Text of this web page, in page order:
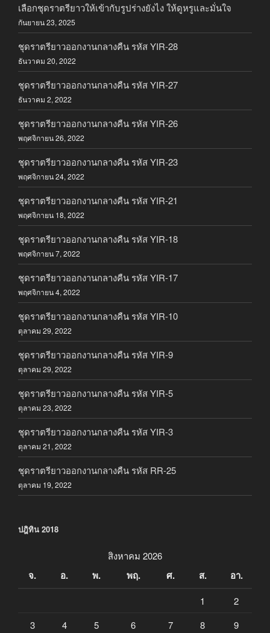
เลือกชุดราตรียาวให้เข้ากับรูปร่างยังไง ให้ดูหรูและมั่นใจ
กันยายน 23, 2025
ชุดราตรียาวออกงานกลางคืน รหัส YIR-28
ธันวาคม 20, 2022
ชุดราตรียาวออกงานกลางคืน รหัส YIR-27
ธันวาคม 2, 2022
ชุดราตรียาวออกงานกลางคืน รหัส YIR-26
พฤศจิกายน 26, 2022
ชุดราตรียาวออกงานกลางคืน รหัส YIR-23
พฤศจิกายน 24, 2022
ชุดราตรียาวออกงานกลางคืน รหัส YIR-21
พฤศจิกายน 18, 2022
ชุดราตรียาวออกงานกลางคืน รหัส YIR-18
พฤศจิกายน 7, 2022
ชุดราตรียาวออกงานกลางคืน รหัส YIR-17
พฤศจิกายน 4, 2022
ชุดราตรียาวออกงานกลางคืน รหัส YIR-10
ตุลาคม 29, 2022
ชุดราตรียาวออกงานกลางคืน รหัส YIR-9
ตุลาคม 29, 2022
ชุดราตรียาวออกงานกลางคืน รหัส YIR-5
ตุลาคม 23, 2022
ชุดราตรียาวออกงานกลางคืน รหัส YIR-3
ตุลาคม 21, 2022
ชุดราตรียาวออกงานกลางคืน รหัส RR-25
ตุลาคม 19, 2022
ปฎิทิน 2018
สิงหาคม 2026
จ. อ. พ. พฤ. ศ. ส. อา.
1
2
3
4 5 6 7 8 9